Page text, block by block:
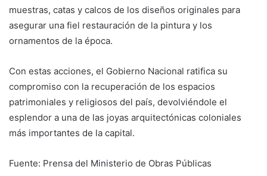
muestras, catas y calcos de los diseños originales para
asegurar una fiel restauración de la pintura y los
ornamentos de la época.
Con estas acciones, el Gobierno Nacional ratifica su
compromiso con la recuperación de los espacios
patrimoniales y religiosos del país, devolviéndole el
esplendor a una de las joyas arquitectónicas coloniales
más importantes de la capital.
Fuente: Prensa del Ministerio de Obras Públicas